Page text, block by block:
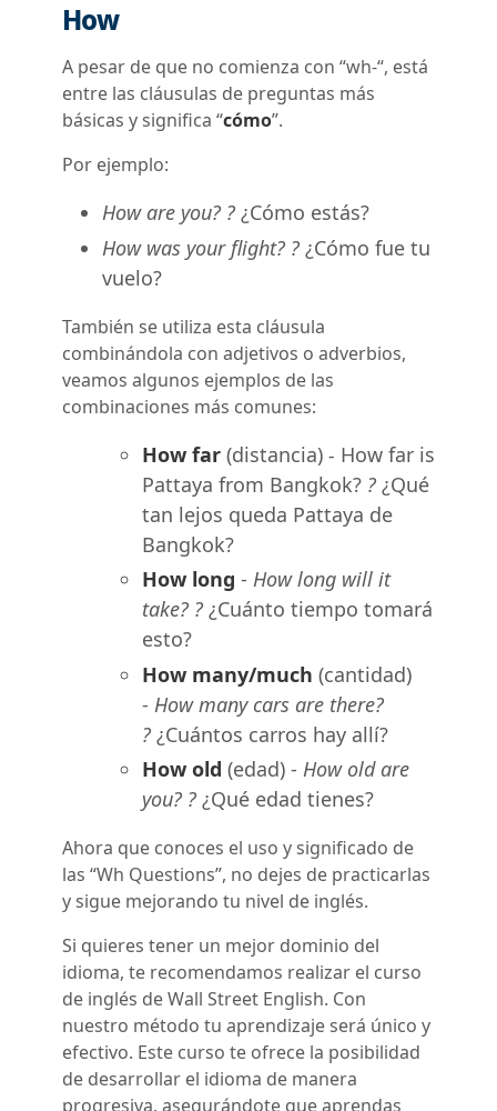
How
A pesar de que no comienza con “wh-“, está
entre las cláusulas de preguntas más
básicas y significa “cómo”.
Por ejemplo:
How are you? ? ¿Cómo estás?
How was your flight? ? ¿Cómo fue tu
vuelo?
También se utiliza esta cláusula
combinándola con adjetivos o adverbios,
veamos algunos ejemplos de las
combinaciones más comunes:
How far (distancia) - How far is
Pattaya from Bangkok? ? ¿Qué
tan lejos queda Pattaya de
Bangkok?
How long - How long will it
take? ? ¿Cuánto tiempo tomará
esto?
How many/much (cantidad)
- How many cars are there?
? ¿Cuántos carros hay allí?
How old (edad) - How old are
you? ? ¿Qué edad tienes?
Ahora que conoces el uso y significado de
las “Wh Questions”, no dejes de practicarlas
y sigue mejorando tu nivel de inglés.
Si quieres tener un mejor dominio del
idioma, te recomendamos realizar el curso
de inglés de Wall Street English. Con
nuestro método tu aprendizaje será único y
efectivo. Este curso te ofrece la posibilidad
de desarrollar el idioma de manera
progresiva, asegurándote que aprendas